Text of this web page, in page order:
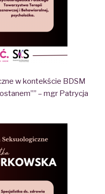
w kontekście BDSM
– mgr Patrycja